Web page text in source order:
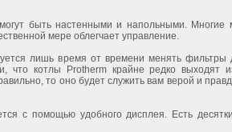
быть настенными и напольными.
мере облегчает управление.
лишь время от времени менять фильтры
что котлы Protherm крайне редко выходят
то оно будет служить вам верой и
с помощью удобного дисплея. Есть